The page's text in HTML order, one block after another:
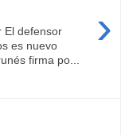
›
El defensor
es nuevo
firma po...